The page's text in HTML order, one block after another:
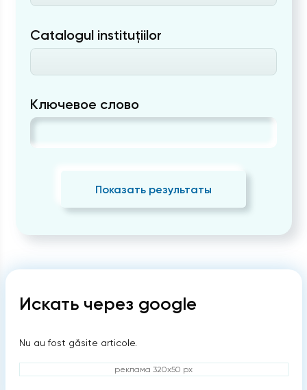
Catalogul instituțiilor
Ключевое слово
Показать результаты
Искать через google
Nu au fost găsite articole.
реклама 320x50 px